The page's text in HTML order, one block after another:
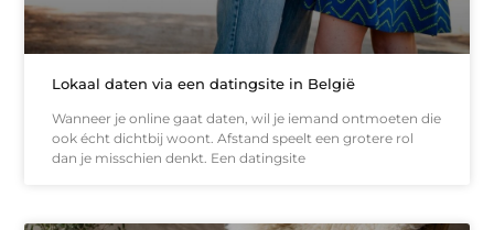
Lokaal daten via een datingsite in België
Wanneer je online gaat daten, wil je iemand ontmoeten die
ook écht dichtbij woont. Afstand speelt een grotere rol
dan je misschien denkt. Een datingsite